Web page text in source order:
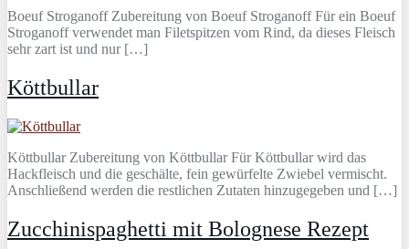
Boeuf Stroganoff Zubereitung von Boeuf Stroganoff Für ein Boeuf
Stroganoff verwendet man Filetspitzen vom Rind, da dieses Fleisch
sehr zart ist und nur […]
Köttbullar
Köttbullar Zubereitung von Köttbullar Für Köttbullar wird das
Hackfleisch und die geschälte, fein gewürfelte Zwiebel vermischt.
Anschließend werden die restlichen Zutaten hinzugegeben und […]
Zucchinispaghetti mit Bolognese Rezept